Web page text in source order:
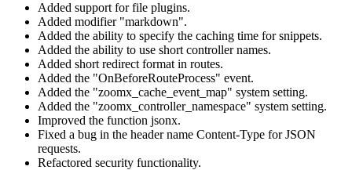
Added support for file plugins.
Added modifier "markdown".
Added the ability to specify the caching time for snippets.
Added the ability to use short controller names.
Added short redirect format in routes.
Added the "OnBeforeRouteProcess" event.
Added the "zoomx_cache_event_map" system setting.
Added the "zoomx_controller_namespace" system setting.
Improved the function jsonx.
Fixed a bug in the header name Content-Type for JSON
requests.
Refactored security functionality.